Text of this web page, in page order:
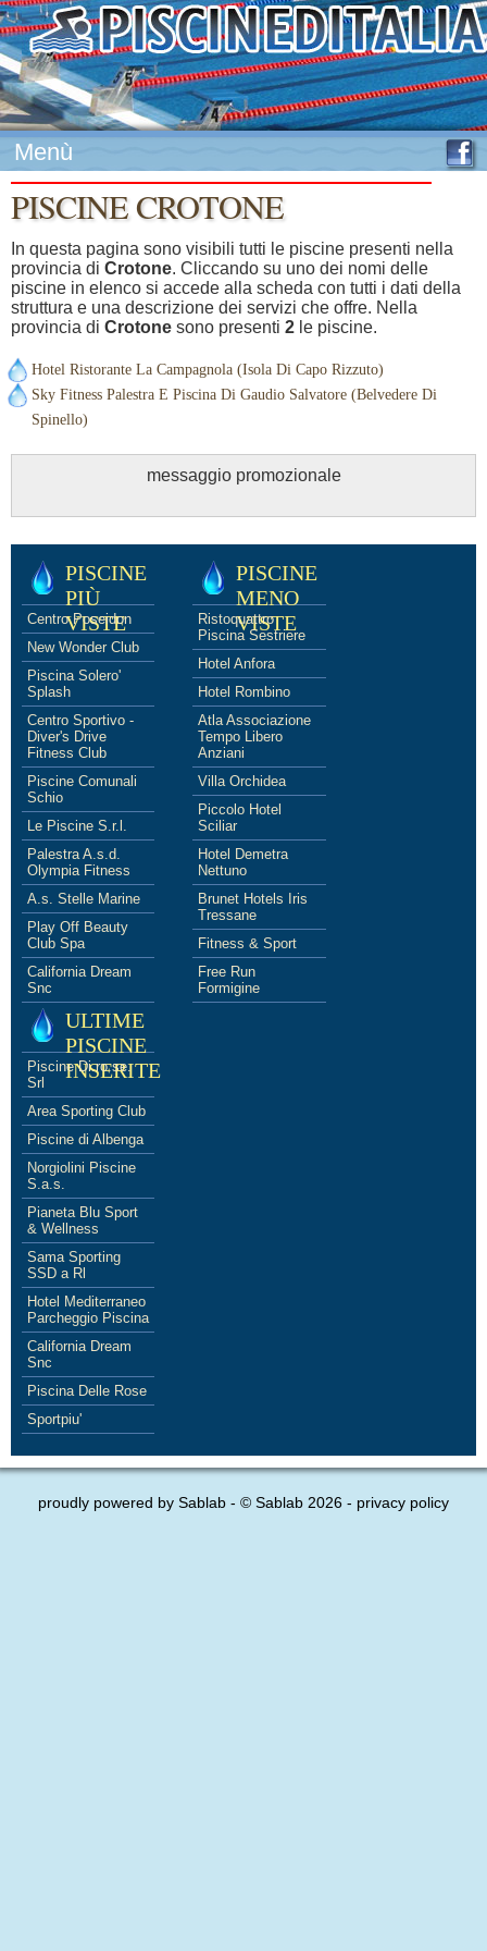
Menù
PISCINE CROTONE
In questa pagina sono visibili tutti le piscine presenti nella
provincia di Crotone. Cliccando su uno dei nomi delle
piscine in elenco si accede alla scheda con tutti i dati della
struttura e una descrizione dei servizi che offre. Nella
provincia di Crotone sono presenti 2 le piscine.
Hotel Ristorante La Campagnola (Isola Di Capo Rizzuto)
Sky Fitness Palestra E Piscina Di Gaudio Salvatore (Belvedere Di
Spinello)
messaggio promozionale
PISCINE
PIÙ
VISTE
Centro Poseidon
New Wonder Club
Piscina Solero'
Splash
Centro Sportivo -
Diver's Drive
Fitness Club
Piscine Comunali
Schio
Le Piscine S.r.l.
Palestra A.s.d.
Olympia Fitness
A.s. Stelle Marine
Play Off Beauty
Club Spa
California Dream
Snc
PISCINE
MENO
VISTE
Ristoquattro
Piscina Sestriere
Hotel Anfora
Hotel Rombino
Atla Associazione
Tempo Libero
Anziani
Villa Orchidea
Piccolo Hotel
Sciliar
Hotel Demetra
Nettuno
Brunet Hotels Iris
Tressane
Fitness & Sport
Free Run
Formigine
ULTIME
PISCINE
INSERITE
Piscine Di.ro.se.
Srl
Area Sporting Club
Piscine di Albenga
Norgiolini Piscine
S.a.s.
Pianeta Blu Sport
& Wellness
Sama Sporting
SSD a Rl
Hotel Mediterraneo
Parcheggio Piscina
California Dream
Snc
Piscina Delle Rose
Sportpiu'
proudly powered by Sablab - © Sablab 2026 - privacy policy